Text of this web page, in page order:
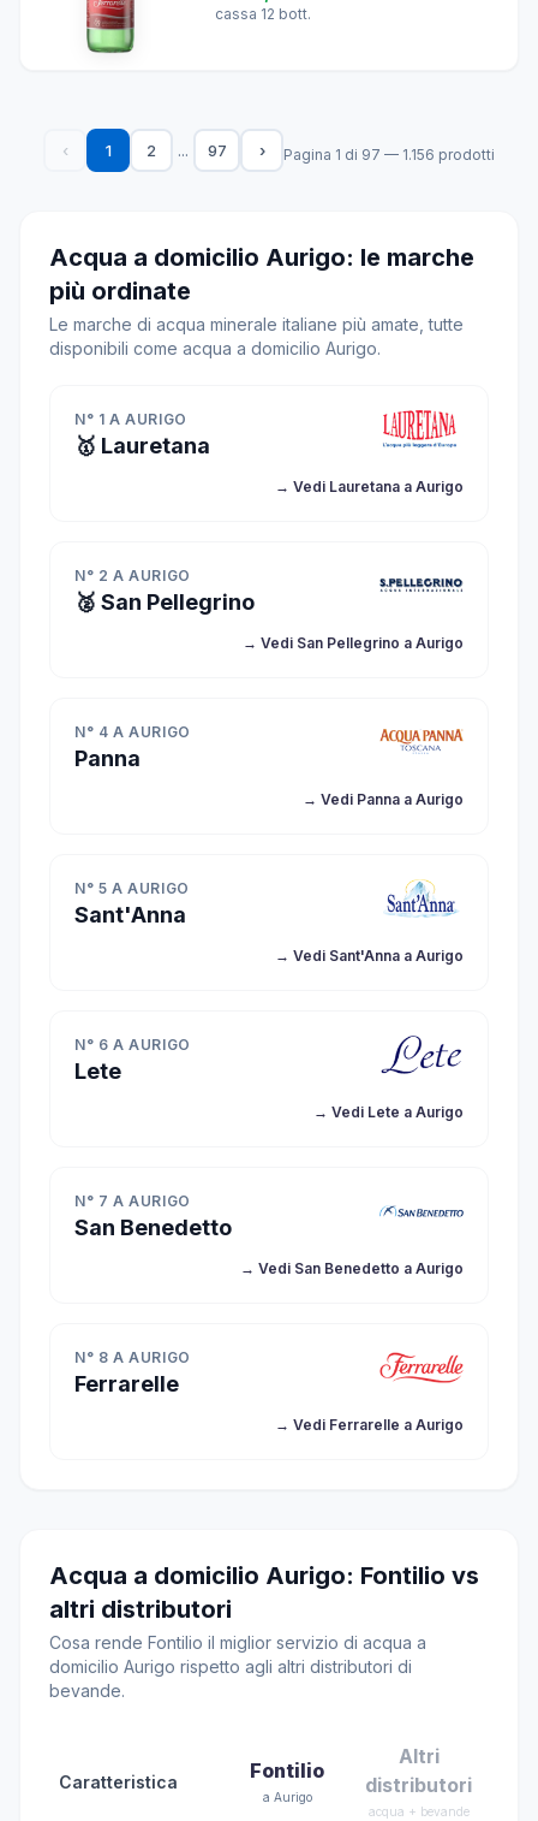
cassa 12 bott.
‹ 1 2 ... 97 › Pagina 1 di 97 — 1.156 prodotti
Acqua a domicilio Aurigo: le marche
più ordinate
Le marche di acqua minerale italiane più amate, tutte
disponibili come acqua a domicilio Aurigo.
N° 1 A AURIGO
🥇 Lauretana
→ Vedi Lauretana a Aurigo
N° 2 A AURIGO
🥈 San Pellegrino
→ Vedi San Pellegrino a Aurigo
N° 4 A AURIGO
Panna
→ Vedi Panna a Aurigo
N° 5 A AURIGO
Sant'Anna
→ Vedi Sant'Anna a Aurigo
N° 6 A AURIGO
Lete
→ Vedi Lete a Aurigo
N° 7 A AURIGO
San Benedetto
→ Vedi San Benedetto a Aurigo
N° 8 A AURIGO
Ferrarelle
→ Vedi Ferrarelle a Aurigo
Acqua a domicilio Aurigo: Fontilio vs
altri distributori
Cosa rende Fontilio il miglior servizio di acqua a
domicilio Aurigo rispetto agli altri distributori di
bevande.
Caratteristica Fontilio
a Aurigo
Altri
distributori
acqua + bevande